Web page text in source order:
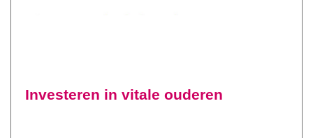
Investeren in vitale ouderen